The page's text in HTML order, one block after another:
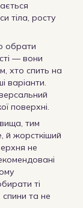
тіла, росту
обрати
— вони
хто спить на
варіанти.
поверхні.
тим
й жорсткіший
не
ті
спини та не